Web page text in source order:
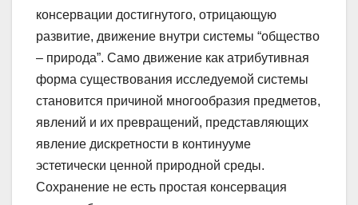
консервации достигнутого, отрицающую
развитие, движение внутри системы “общество
– природа”. Само движение как атрибутивная
форма существования исследуемой системы
становится причиной многообразия предметов,
явлений и их превращений, представляющих
явление дискретности в континууме
эстетически ценной природной среды.
Сохранение не есть простая консервация